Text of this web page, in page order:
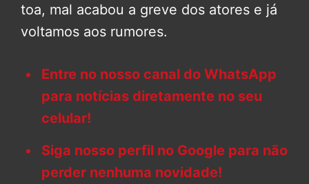
toa, mal acabou a greve dos atores e já
voltamos aos rumores.
Entre no nosso canal do WhatsApp
para notícias diretamente no seu
celular!
Siga nosso perfil no Google para não
perder nenhuma novidade!